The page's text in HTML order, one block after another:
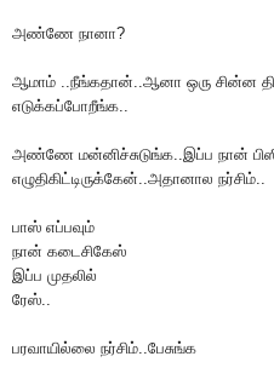
அண்ணே நானா?
ஆமாம் ..நீங்கதான்..ஆனா ஒரு சின்ன
எடுக்கப்போறீங்க..
அண்ணே மன்னிச்சுடுங்க..இப்ப நான்
எழுதிகிட்டிருக்கேன்..அதானால நர்சிம்..
பாஸ் எப்பவும்
நான் கடைசிகேஸ்
இப்ப முதலில்
ரேஸ்..
பரவாயில்லை நர்சிம்..பேசுங்க